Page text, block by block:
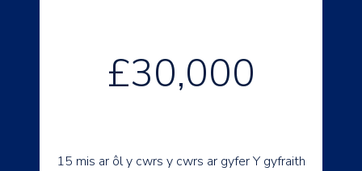
£30,000
15 mis ar ôl y cwrs y cwrs ar gyfer Y gyfraith